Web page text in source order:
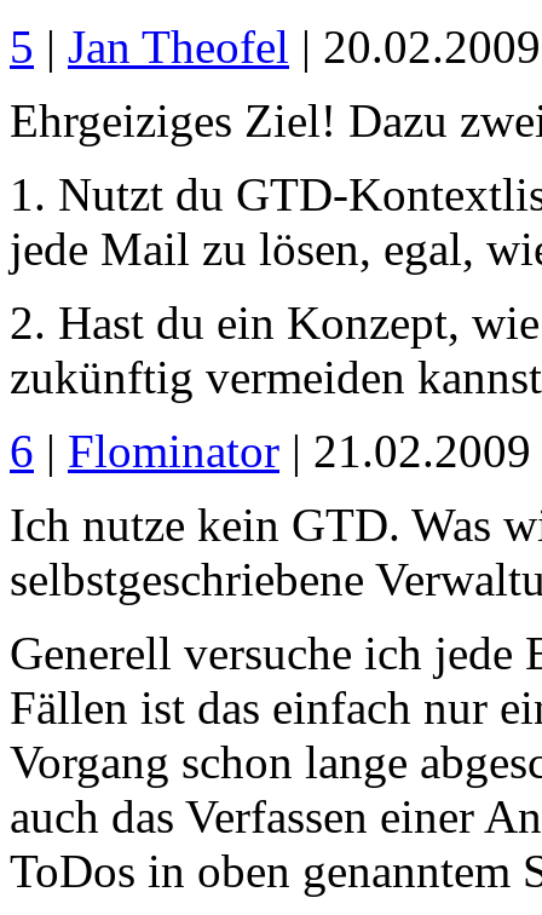
5 | Jan Theofel |
Ehrgeiziges Ziel! Dazu
1. Nutzt du GTD-
jede Mail zu lösen, egal,
2. Hast du ein Konzept,
zukünftig vermeiden
6 | Flominator |
Ich nutze kein GTD. Was
selbstgeschriebene
Generell versuche ich
Fällen ist das einfach nur
Vorgang schon lange
auch das Verfassen einer
ToDos in oben genanntem